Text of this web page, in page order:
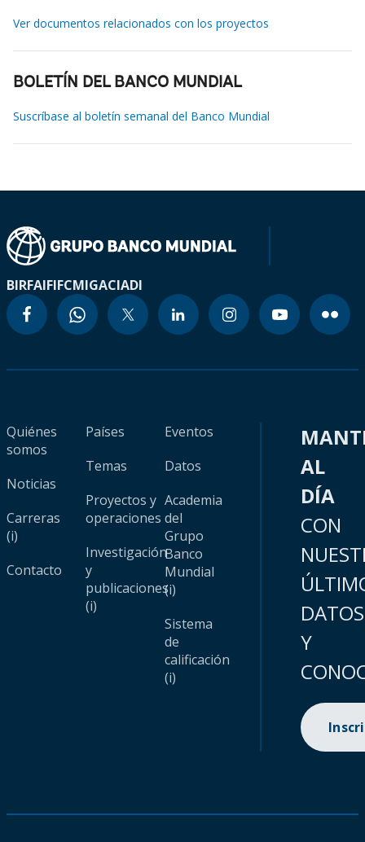
Ver documentos relacionados con los proyectos
BOLETÍN DEL BANCO MUNDIAL
Suscríbase al boletín semanal del Banco Mundial
BIRFAIFIFCMIGACIADI
Quiénes
somos
Noticias
Carreras
(i)
Contacto
Países
Temas
Proyectos y
operaciones
Investigación
y
publicaciones
(i)
Eventos
Datos
Academia
del
Grupo
Banco
Mundial
(i)
Sistema
de
calificación
(i)
AL
DÍA
CON
DATOS
Y